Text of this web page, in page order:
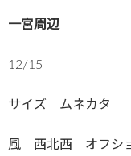
一宮周辺
12/15
サイズ ムネカタ
風 西北西 オフシ